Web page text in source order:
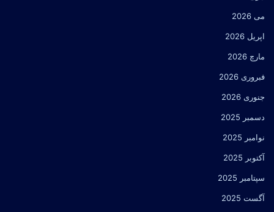
می 2026
اپریل 2026
مارچ 2026
فبروری 2026
جنوری 2026
دسمبر 2025
نوامبر 2025
آکتوبر 2025
سپتامبر 2025
آگست 2025